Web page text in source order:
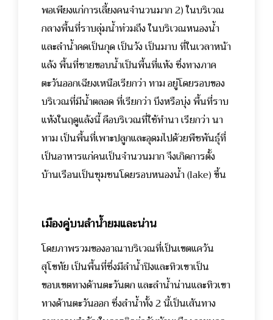
พอเพียงแก่การเลี้ยงคนจำนวนมาก 2) ในบริเวณ
กลางพื้นที่ราบลุ่มน้ำท่วมถึง ในบริเวณหนองน้ำ
และลำน้ำคดเป็นกุด เป็นวัง เป็นมาบ ที่ในเวลาหน้า
แล้ง พื้นที่ชายขอบน้ำเป็นพื้นที่แห้ง ซึ่งทางภาค
ตะวันออกเฉียงเหนือเรียกว่า ทาม อยู่โดยรอบของ
บริเวณที่มีน้ำตลอด ที่เรียกว่า บึงหรือบุ่ง พื้นที่ราบ
แห้งในฤดูแล้งนี้ คือบริเวณที่ใช้ทำนา เรียกว่า นา
ทาม เป็นพื้นที่เพาะปลูกและอุดมไปด้วยพืชพันธุ์ที่
เป็นอาหารแก่คนเป็นจำนวนมาก จึงเกิดการตั้ง
บ้านเรือนเป็นชุมชนโดยรอบหนองน้ำ (lake) ขึ้น
เมืองคู่บนลำน้ำยมและน่าน
โดยภาพรวมของอาณาบริเวณที่เป็นเขตแคว้น
สุโขทัย เป็นพื้นที่ซึ่งมีลำน้ำปิงและทิวเขาเป็น
ขอบเขตทางด้านตะวันตก และลำน้ำน่านและทิวเขา
ทางด้านตะวันออก ซึ่งลำน้ำทั้ง 2 นี้เป็นเส้นทาง